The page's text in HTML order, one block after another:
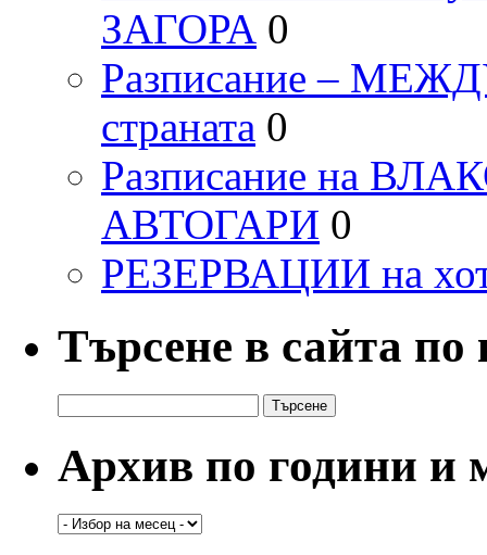
ЗАГОРА 0
Разписание –
страната 0
Разписание на
АВТОГАРИ 0
РЕЗЕРВАЦИИ на
Търсене в сайта
за:
Архив по години и
Архив